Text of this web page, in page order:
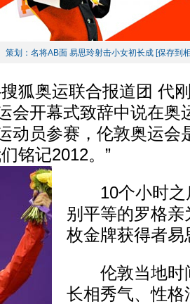
策划：名将AB面 易思玲射击小女初长成 [保存到
奥运联合报道团 代刚
会开幕式致辞中说在奥
动员参赛，伦敦奥运会
铭记2012。”
10个小时之
别平等的罗格
枚金牌获得者易
伦敦当地时
长相秀气、性